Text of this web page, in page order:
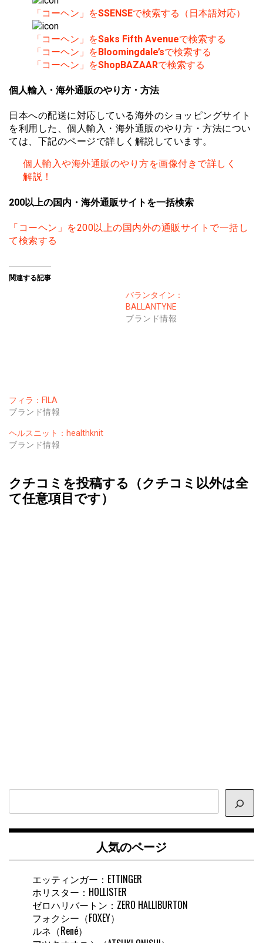
「コーヘン」をSSENSEで検索する（日本語対応）
「コーヘン」をSaks Fifth Avenueで検索する
「コーヘン」をBloomingdale’sで検索する
「コーヘン」をShopBAZAARで検索する
個人輸入・海外通販のやり方・方法
日本への配送に対応している海外のショッピングサイト
を利用した、個人輸入・海外通販のやり方・方法につい
ては、下記のページで詳しく解説しています。
個人輸入や海外通販のやり方を画像付きで詳しく
解説！
200以上の国内・海外通販サイトを一括検索
「コーヘン」を200以上の国内外の通販サイトで一括し
て検索する
関連する記事
フィラ：FILA
ブランド情報
バランタイン：
BALLANTYNE
ブランド情報
ヘルスニット：healthknit
ブランド情報
クチコミを投稿する（クチコミ以外は全
て任意項目です）
サ
内
索
人気のページ
エッティンガー：ETTINGER
ホリスター：HOLLISTER
ゼロハリバートン：ZERO HALLIBURTON
フォクシー（FOXEY）
ルネ（René）